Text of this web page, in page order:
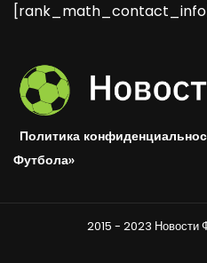
Политика
Футбола»
2015 - 2023 Новости